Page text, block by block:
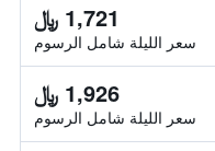
1,721 ﷼
سعر الليلة شامل الرسوم
1,926 ﷼
سعر الليلة شامل الرسوم